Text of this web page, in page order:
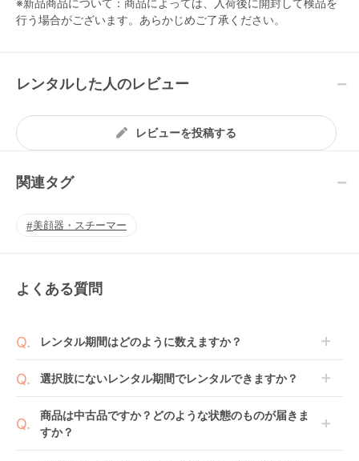
※新品商品について：商品によっては、入荷後に開封して検品を
行う場合がございます。あらかじめご了承ください。
レンタルした人のレビュー
レビューを投稿する
関連タグ
美顔器・スチーマー
よくある質問
レンタル期間はどのように数えますか？
開始日1日目となります。
日までに配送業者（佐川急便）に商品の引渡しとなり
ます。
選択肢にないレンタル期間でレンタルできますか？
間の利用が可能です。
例えば4ヶ月の場合、3ヶ月レンタル＋1ヶ月延長とし
商品は中古品ですか？どのような状態のものが届きま
すか？